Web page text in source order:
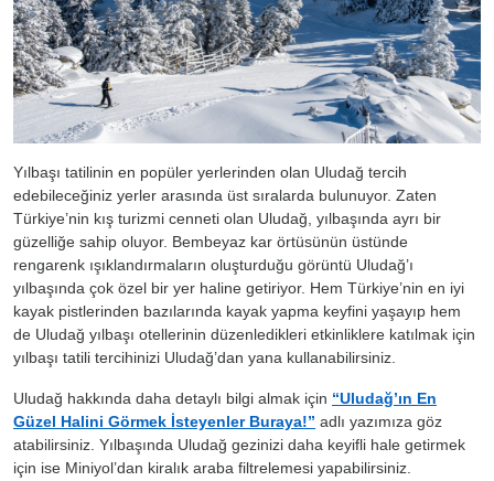
Yılbaşı tatilinin en popüler yerlerinden olan Uludağ tercih
edebileceğiniz yerler arasında üst sıralarda bulunuyor. Zaten
Türkiye’nin kış turizmi cenneti olan Uludağ, yılbaşında ayrı bir
güzelliğe sahip oluyor. Bembeyaz kar örtüsünün üstünde
rengarenk ışıklandırmaların oluşturduğu görüntü Uludağ’ı
yılbaşında çok özel bir yer haline getiriyor. Hem Türkiye’nin en iyi
kayak pistlerinden bazılarında kayak yapma keyfini yaşayıp hem
de Uludağ yılbaşı otellerinin düzenledikleri etkinliklere katılmak için
yılbaşı tatili tercihinizi Uludağ’dan yana kullanabilirsiniz.
Uludağ hakkında daha detaylı bilgi almak için “Uludağ’ın En
Güzel Halini Görmek İsteyenler Buraya!” adlı yazımıza göz
atabilirsiniz. Yılbaşında Uludağ gezinizi daha keyifli hale getirmek
için ise Miniyol’dan kiralık araba filtrelemesi yapabilirsiniz.